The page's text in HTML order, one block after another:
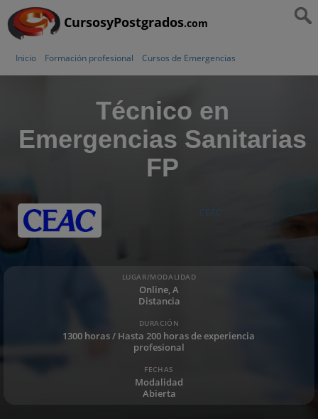
CursosyPostgrados.com
Inicio Formación profesional Cursos de Emergencias
Técnico en
Emergencias Sanitarias
FP
CEAC
LUGAR/MODALIDAD
Online, A
Distancia
DURACIÓN
1300 horas / Hasta 200 horas de experiencia
profesional
FECHAS
Modalidad
Abierta